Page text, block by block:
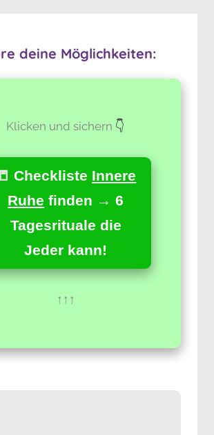
deine Möglichkeiten:
Klicken und sichern 👇
Checkliste Innere
Ruhe finden → 6
Tagesrituale die
Jeder kann!
↑↑↑